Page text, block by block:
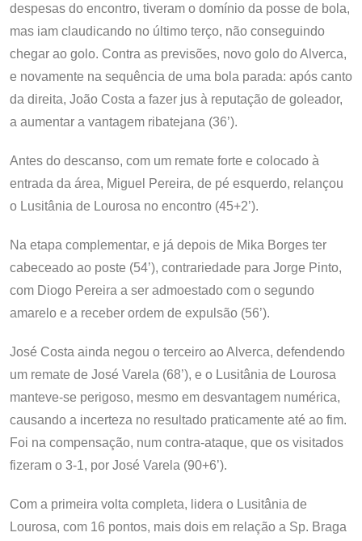
despesas do encontro, tiveram o domínio da posse de bola,
mas iam claudicando no último terço, não conseguindo
chegar ao golo. Contra as previsões, novo golo do Alverca,
e novamente na sequência de uma bola parada: após canto
da direita, João Costa a fazer jus à reputação de goleador,
a aumentar a vantagem ribatejana (36’).
Antes do descanso, com um remate forte e colocado à
entrada da área, Miguel Pereira, de pé esquerdo, relançou
o Lusitânia de Lourosa no encontro (45+2’).
Na etapa complementar, e já depois de Mika Borges ter
cabeceado ao poste (54’), contrariedade para Jorge Pinto,
com Diogo Pereira a ser admoestado com o segundo
amarelo e a receber ordem de expulsão (56’).
José Costa ainda negou o terceiro ao Alverca, defendendo
um remate de José Varela (68’), e o Lusitânia de Lourosa
manteve-se perigoso, mesmo em desvantagem numérica,
causando a incerteza no resultado praticamente até ao fim.
Foi na compensação, num contra-ataque, que os visitados
fizeram o 3-1, por José Varela (90+6’).
Com a primeira volta completa, lidera o Lusitânia de
Lourosa, com 16 pontos, mais dois em relação a Sp. Braga